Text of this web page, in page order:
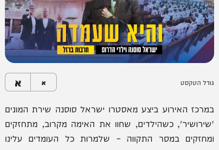
גודל הטקסט א א
במרכז האירוע ביצע מאסטרו ישראל סוסנה שירת המונים
'שירושיר', כשהילדים, שחוו את האימה מקרוב, מתחזקים
ומחזקים במסר התקווה – שלמרות כל העומדים עלינו